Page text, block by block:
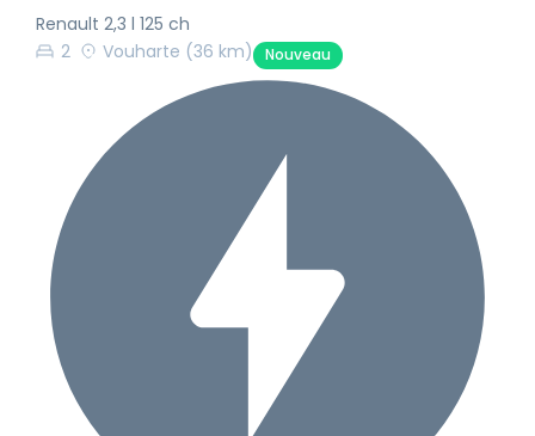
Renault 2,3 l 125 ch
2
Vouharte (36 km) Nouveau